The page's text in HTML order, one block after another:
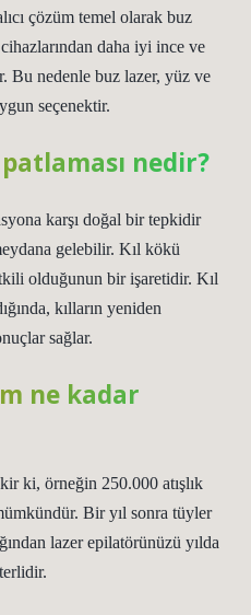
çözüm temel olarak buz
daha iyi ince ve
Bu nedenle buz lazer, yüz ve
seçenektir.
nedir?
karşı doğal bir tepkidir
gelebilir. Kıl kökü
olduğunun bir işaretidir. Kıl
kılların yeniden
sağlar.
ne kadar
ki, örneğin 250.000 atışlık
Bir yıl sonra tüyler
lazer epilatörünüzü yılda